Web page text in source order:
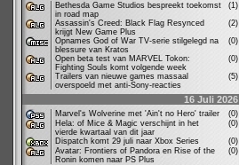
Bethesda Game Studios bespreekt toekomst
in road map
(1)
Assassin's Creed: Black Flag Resynced
krijgt New Game Plus
(2)
Opnames God of War TV-serie stilgelegd na
blessure van Kratos
(0)
Open beta test van MARVEL Tokon:
Fighting Souls komt volgende week
(0)
Trailers van nieuwe games massaal
overspoeld met anti-Sony-reacties
(5)
16 Juli 2026
Marvel's Wolverine met 'Ain't no Hero' trailer
(0)
Hela: of Mice & Magic verschijnt in het
vierde kwartaal van dit jaar
(0)
Dispatch komt 29 juli naar Xbox Series
(0)
Avatar: Frontiers of Pandora en Rise of the
Ronin komen naar PS Plus
(0)